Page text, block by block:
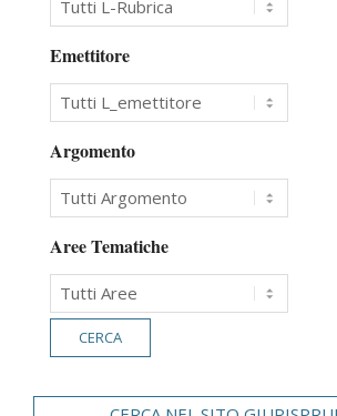
Emettitore
Argomento
Aree Tematiche